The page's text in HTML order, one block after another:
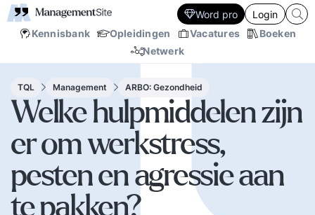
Kennisbank Opleidingen Vacatures
Boeken
Netwerk
Word pro Login
TQL Management ARBO: Gezondheid
Welke hulpmiddelen zijn
er om werkstress,
pesten en agressie aan
te pakken?